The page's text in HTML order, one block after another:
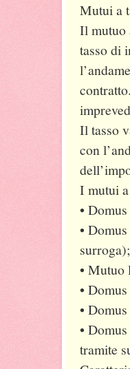
Mutui a
Il mutuo
tasso di
Il tasso
con
I mutui
•
•
surroga);
• Mutuo
•
•
•
tramite